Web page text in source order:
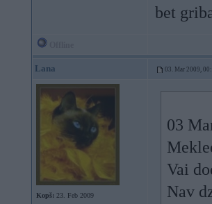
bet
Lana 03. Mar 2009,
Kopš: 23. Feb 2009
03
Vai
Nav